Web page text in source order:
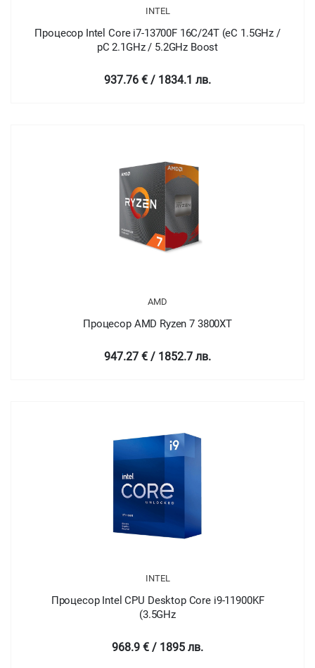
INTEL
Процесор Intel Core i7-13700F 16C/24T (eC 1.5GHz /
pC 2.1GHz / 5.2GHz Boost
937.76 € / 1834.1 лв.
AMD
Процесор AMD Ryzen 7 3800XT
947.27 € / 1852.7 лв.
INTEL
Процесор Intel CPU Desktop Core i9-11900KF
(3.5GHz
968.9 € / 1895 лв.